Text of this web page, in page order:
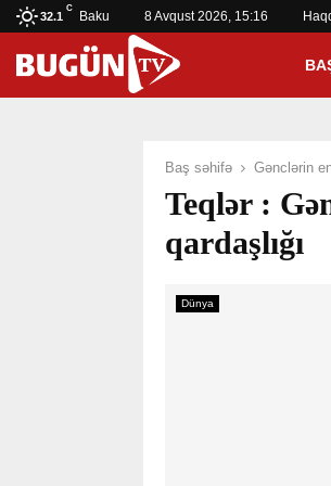
32.1
C
Baku 8 Avqust 2026, 15:16
Baş səhifə Gənclərin
Teqlər :
qardaşlığı
Dünya